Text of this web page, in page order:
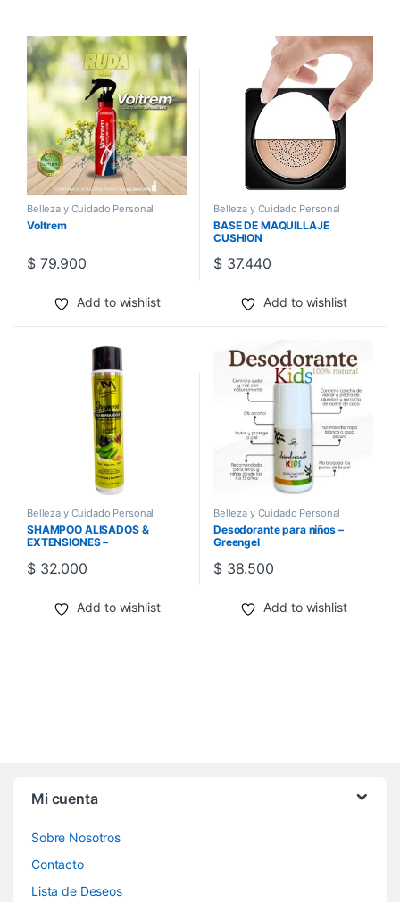
Belleza y Cuidado Personal
Voltrem
$79.900
Add to wishlist
Belleza y Cuidado Personal
BASE DE MAQUILLAJE
CUSHION
$37.440
Add to wishlist
Belleza y Cuidado Personal
SHAMPOO ALISADOS &
EXTENSIONES –
$32.000
Add to wishlist
Belleza y Cuidado Personal
Desodorante para niños –
Greengel
$38.500
Add to wishlist
Mi cuenta
Sobre Nosotros
Contacto
Lista de Deseos